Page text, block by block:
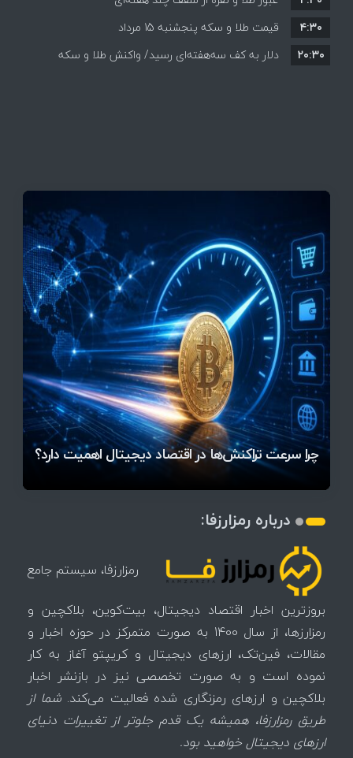
قیمت طلا و سکه پنجشنبه 15 مرداد
۴:۳۰
دلار به کف سه‌هفته‌ای رسید/ واکنش طلا و سکه
۲۰:۳۰
چرا سرعت تراکنش‌ها در اقتصاد دیجیتال اهمیت دارد؟
آخرین وضعیت بازار رمزارزها در جهان / مهم‌ترین
تهدید بیت‌کوین مشخص شد
اتفاق تاریخی در بازار رمزارزها / بیت‌کوین سبز شد
قیمت تتر، بیت‌کوین و اتریوم امروز دوشنبه ۵ مرداد
۱۴۰۵ | بیت‌کوین این مرز را از دست بدهد، همه‌چیز
تغییر می‌کند
رقابت پنهان دولت‌ها بر سر بیت‌کوین/ ۱۰ کشور برتر
کدامند؟
اتفاق مهم در بازار رمزارزها / بیت‌کوین وارد فاز تازه شد
تازه‌ترین رسوایی ارز دیجیتال؛ شکایت میلیاردی روی
میز / ۶۲۲ بیت‌کوین کجا رفت؟
بحران بدهی شرکت‌ها و خطر فروش اجباری میلیاردها
دلار بیت‌کوین
درباره رمزارزفا:
رمزارزفا، سیستم جامع
بروزترین اخبار اقتصاد دیجیتال، بیت‌کوین، بلاکچین و
رمزارزها، از سال 1400 به صورت متمرکز در حوزه اخبار و
مقالات، فین‌تک، ارزهای‌ دیجیتال و کریپتو آغاز به کار
نموده است و به صورت تخصصی نیز در بازنشر اخبار
بلاکچین و ارزهای رمزنگاری شده فعالیت می‌کند.شما از
طریق رمزارزفا، همیشه یک قدم جلوتر از تغییرات دنیای
ارزهای دیجیتال خواهید بود.